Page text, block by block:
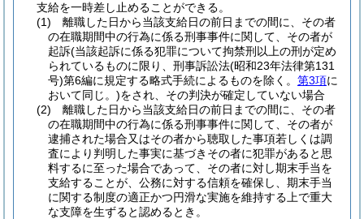
支給を一時差し止めることができる。
(1)
離職した日から当該支給日の前日までの間に、その者
の在職期間中の行為に係る刑事事件に関して、その者が
起訴(当該起訴に係る犯罪について拘禁刑以上の刑が定め
られているものに限り、刑事訴訟法(昭和23年法律第131
号)第6編に規定する略式手続によるものを除く。 第3項に
おいて同じ。)をされ、その判決が確定していない場合
(2)
離職した日から当該支給日の前日までの間に、その者
の在職期間中の行為に係る刑事事件に関して、その者が
逮捕された場合又はその者から聴取した事項若しくは調
査により判明した事実に基づきその者に犯罪があると思
料するに至った場合であって、その者に対し期末手当を
支給することが、公務に対する信頼を確保し、期末手当
に関する制度の適正かつ円滑な実施を維持する上で重大
な支障を生ずると認めるとき。